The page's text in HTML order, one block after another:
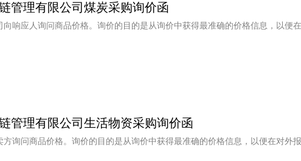
管理有限公司煤炭采购询价函
向响应人询问商品价格。询价的目的是从询价中获得最准确的价格信息，以便
管理有限公司生活物资采购询价函
方询问商品价格。询价的目的是从询价中获得最准确的价格信息，以便在对外